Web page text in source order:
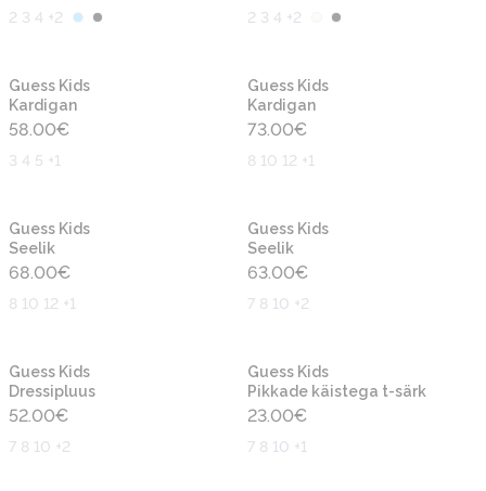
2 3 4 +2 2 3 4 +2
Guess Kids
Kardigan
58.00€
3 4 5 +1
Guess Kids
Kardigan
73.00€
8 10 12 +1
Guess Kids
Seelik
68.00€
8 10 12 +1
Guess Kids
Seelik
63.00€
7 8 10 +2
Guess Kids
Dressipluus
52.00€
7 8 10 +2
Guess Kids
Pikkade käistega t-särk
23.00€
7 8 10 +1